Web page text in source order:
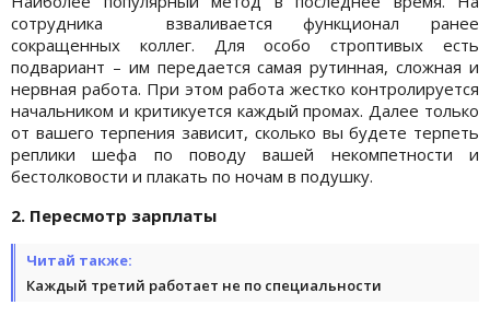
сотрудника взваливается функционал ранее
сокращенных коллег. Для особо строптивых есть
подвариант – им передается самая рутинная, сложная и
нервная работа. При этом работа жестко контролируется
начальником и критикуется каждый промах. Далее только
от вашего терпения зависит, сколько вы будете терпеть
реплики шефа по поводу вашей некомпетности и
бестолковости и плакать по ночам в подушку.
2. Пересмотр зарплаты
Читай также:
Каждый третий работает не по специальности